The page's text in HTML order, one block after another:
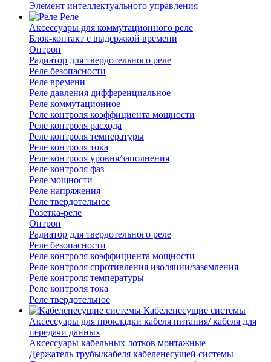
Элемент интеллектуального управления
Реле
Аксессуары для коммутационного реле
Блок-контакт с выдержкой времени
Оптрон
Радиатор для твердотельного реле
Реле безопасности
Реле времени
Реле давления дифференциальное
Реле коммутационное
Реле контроля коэффициента мощности
Реле контроля расхода
Реле контроля температуры
Реле контроля тока
Реле контроля уровня/заполнения
Реле контроля фаз
Реле мощности
Реле напряжения
Реле твердотельное
Розетка-реле
Оптрон
Радиатор для твердотельного реле
Реле безопасности
Реле контроля коэффициента мощности
Реле контроля спротивления изоляции/заземления
Реле контроля температуры
Реле контроля тока
Реле твердотельное
Кабеленесущие системы
Аксессуары для прокладки кабеля питания/ кабеля для
передачи данных
Аксессуары кабельных лотков монтажные
Держатель трубы/кабеля кабеленесущей системы